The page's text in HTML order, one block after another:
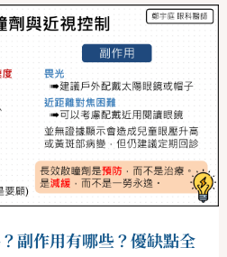
副作用有哪些？優缺點全